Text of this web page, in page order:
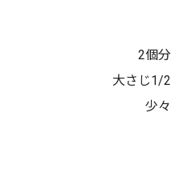
2個分
大さじ1/2
少々